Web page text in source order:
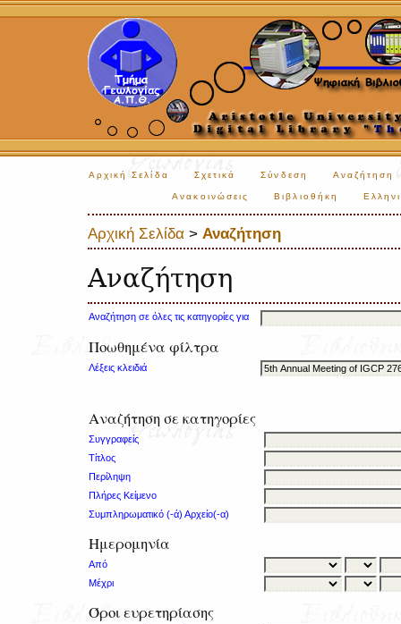
Αρχική Σελίδα Σχετικά Σύνδεση Αναζήτηση
Ανακοινώσεις Βιβλιοθήκη
Αρχική Σελίδα > Αναζήτηση
Αναζήτηση
Αναζήτηση σε όλες τις κατηγορίες για
Ποωθημένα φίλτρα
Λέξεις κλειδιά
Αναζήτηση σε κατηγορίες
Συγγραφείς
Τίτλος
Περίληψη
Πλήρες Κείμενο
Συμπληρωματικό (-ά) Αρχείο(-α)
Ημερομηνία
Από
Μέχρι
Όροι ευρετηρίασης